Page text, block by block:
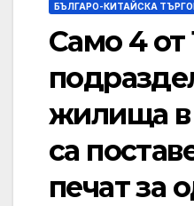
БЪЛГАРО-КИТАЙСКА
Само 4 от
жилища в
са
печат за